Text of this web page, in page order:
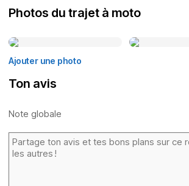
Photos du trajet à moto
Ajouter une photo
Ton avis
Note globale